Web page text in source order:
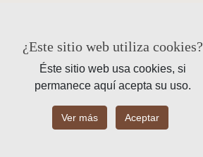
SU CUENTA
¿Este sitio web utiliza cookies?
Éste sitio web usa cookies, si
permanece aquí acepta su uso.
Ver más Aceptar